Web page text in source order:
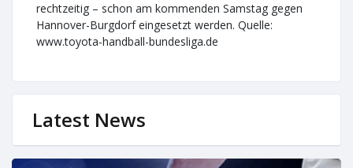
rechtzeitig – schon am kommenden Samstag gegen
Hannover-Burgdorf eingesetzt werden. Quelle:
www.toyota-handball-bundesliga.de
Latest News